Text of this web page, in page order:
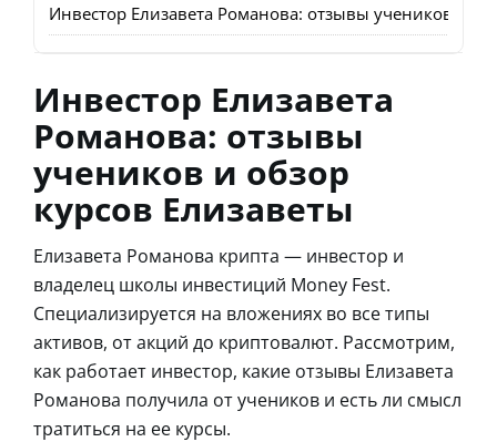
Инвестор Елизавета Романова: отзывы учеников и
Инвестор Елизавета
Романова: отзывы
учеников и обзор
курсов Елизаветы
Елизавета Романова крипта — инвестор и
владелец школы инвестиций Money Fest.
Специализируется на вложениях во все типы
активов, от акций до криптовалют. Рассмотрим,
как работает инвестор, какие отзывы Елизавета
Романова получила от учеников и есть ли смысл
тратиться на ее курсы.